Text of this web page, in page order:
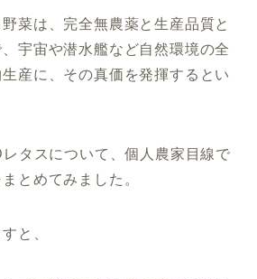
菜は、完全無農薬と生産品質と
宇宙や潜水艦など自然環境の全
産に、その真価を発揮するとい
タスについて、個人農家目線で
とめてみました。
と、